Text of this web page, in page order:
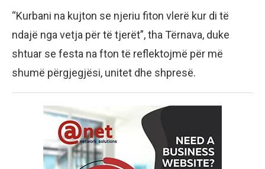
“Kurbani na kujton se njeriu fiton vlerë kur di të
ndajë nga vetja për të tjerët”, tha Tërnava, duke
shtuar se festa na fton të reflektojmë për më
shumë përgjegjësi, unitet dhe shpresë.